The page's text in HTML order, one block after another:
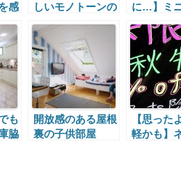
感
しいモノトーンの
に…】ミ
も
脇
開放感のある屋根
裏の子供部屋
【思った
軽かも】